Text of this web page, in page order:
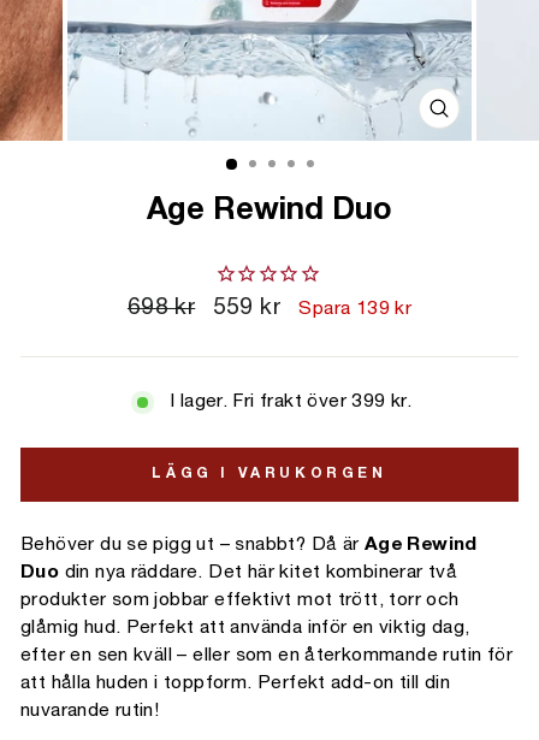
Age Rewind Duo
Ordinarie
698 kr Kampanjpris
559 kr Spara 139 kr
I lager. Fri frakt över 399 kr.
LÄGG I VARUKORGEN
Behöver du se pigg ut – snabbt? Då är Age Rewind
Duo din nya räddare. Det här kitet kombinerar två
produkter som jobbar effektivt mot trött, torr och
glåmig hud. Perfekt att använda inför en viktig dag,
efter en sen kväll – eller som en återkommande rutin för
att hålla huden i toppform. Perfekt add-on till din
nuvarande rutin!